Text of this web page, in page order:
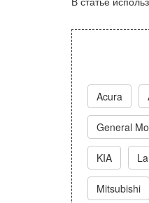
Acura
General
KIA
Mitsubishi